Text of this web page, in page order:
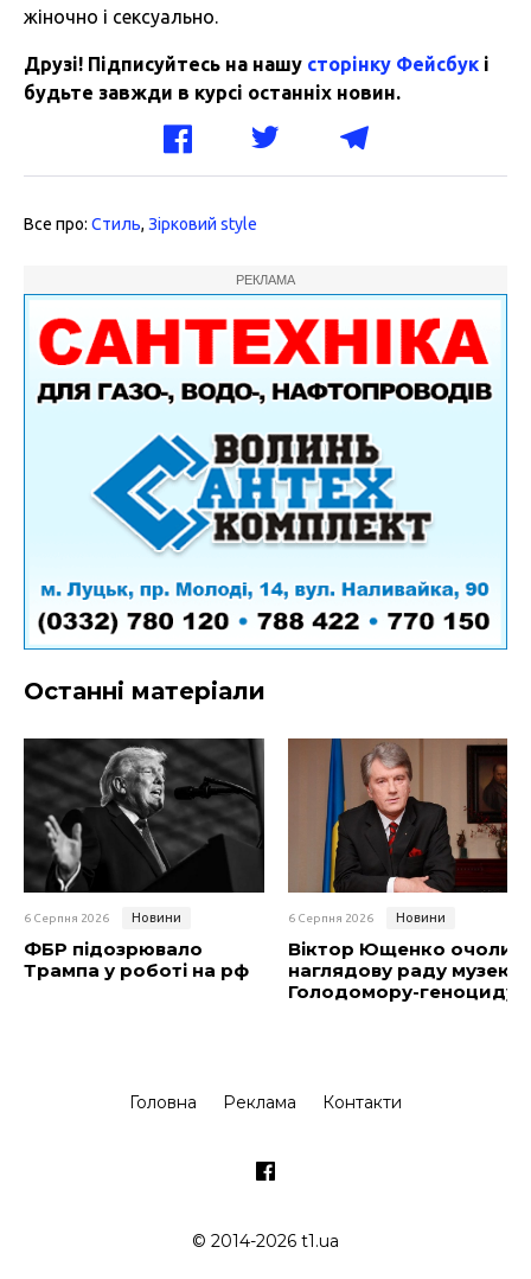
жіночно і сексуально.
Друзі! Підписуйтесь на нашу сторінку Фейсбук і
будьте завжди в курсі останніх новин.
Все про: Стиль, Зірковий style
РЕКЛАМА
Останні матеріали
6 Серпня 2026 Новини
ФБР підозрювало
Трампа у роботі на рф
6 Серпня 2026 Новини
Віктор Ющенко очолив
наглядову раду музею
Голодомору-геноциду
Головна Реклама Контакти
© 2014-2026 t1.ua